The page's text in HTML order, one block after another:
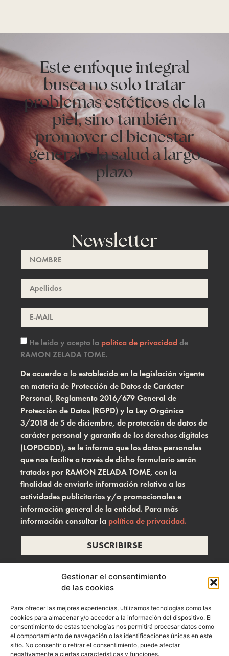
Gestionar el consentimiento
de las cookies
Para ofrecer las mejores experiencias, utilizamos tecnologías como las
cookies para almacenar y/o acceder a la información del dispositivo. El
consentimiento de estas tecnologías nos permitirá procesar datos como
el comportamiento de navegación o las identificaciones únicas en este
sitio. No consentir o retirar el consentimiento, puede afectar
negativamente a ciertas características y funciones.
Este enfoque integral
busca no solo tratar
problemas estéticos de la
piel, sino también
promover el bienestar
general y la salud a largo
plazo
Newsletter
He leído y acepto la política de privacidadde
RAMON ZELADA TOME.
De acuerdo a lo establecido en la legislación vigente
en materia de Protección de Datos de Carácter
Personal, Reglamento 2016/679 General de
Protección de Datos (RGPD) y la Ley Orgánica
3/2018 de 5 de diciembre, de protección de datos de
carácter personal y garantía de los derechos digitales
(LOPDGDD), se le informa que los datos personales
que nos facilite a través de dicho formulario serán
tratados por RAMON ZELADA TOME, con la
finalidad de enviarle información relativa a las
actividades publicitarias y/o promocionales e
información general de la entidad. Para más
información consultar la política de privacidad.
SUSCRIBIRSE
info@ramonzelada.com
instagram